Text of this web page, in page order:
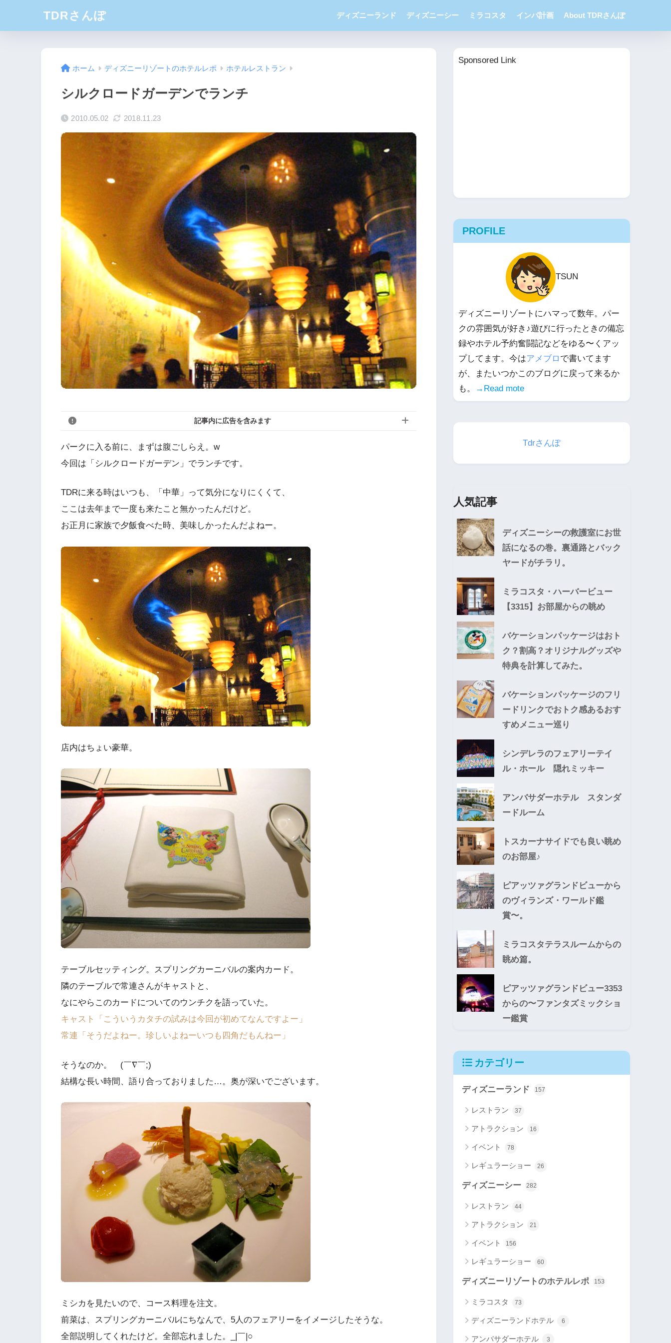
TDRさんぽ ディズニーランド ディズニーシー ミラコスタ インパ計画 About TDRさんぽ
ホーム ディズニーリゾートのホテルレポ ホテルレストラン
シルクロードガーデンでランチ
2010.05.02 2018.11.23
記事内に広告を含みます
パークに入る前に、まずは腹ごしらえ。w
今回は「シルクロードガーデン」でランチです。
TDRに来る時はいつも、「中華」って気分になりにくくて、
ここは去年まで一度も来たこと無かったんだけど。
お正月に家族で夕飯食べた時、美味しかったんだよねー。
店内はちょい豪華。
テーブルセッティング。スプリングカーニバルの案内カード。
隣のテーブルで常連さんがキャストと、
なにやらこのカードについてのウンチクを語っていた。
キャスト「こういうカタチの試みは今回が初めてなんですよー」
常連「そうだよねー。珍しいよねーいつも四角だもんねー」
そうなのか。 (￣∇￣;)
結構な長い時間、語り合っておりました…。奥が深いでございます。
ミシカを見たいので、コース料理を注文。
前菜は、スプリングカーニバルにちなんで、5人のフェアリーをイメージしたそうな。
全部説明してくれたけど。全部忘れました。_|￣|○
Sponsored Link
PROFILE
TSUN
ディズニーリゾートにハマって数年。パー
クの雰囲気が好き♪遊びに行ったときの備忘
録やホテル予約奮闘記などをゆる〜くアッ
プしてます。今はアメブロ で書いてます
が、またいつかこのブログに戻って来るか
も。
→Read mote
Tdrさんぽ
人気記事
ディズニーシーの救護室にお世
話になるの巻。裏通路とバック
ヤードがチラリ。
ミラコスタ・ハーバービュー
【3315】お部屋からの眺め
バケーションパッケージはおト
ク？割高？オリジナルグッズや
特典を計算してみた。
バケーションパッケージのフリ
ードリンクでおトク感あるおす
すめメニュー巡り
シンデレラのフェアリーテイ
ル・ホール 隠れミッキー
アンバサダーホテル スタンダ
ードルーム
トスカーナサイドでも良い眺め
のお部屋♪
ピアッツァグランドビューから
のヴィランズ・ワールド鑑
賞〜。
ミラコスタテラスルームからの
眺め篇。
ピアッツァグランドビュー3353
からの〜ファンタズミックショ
ー鑑賞
カテゴリー
ディズニーランド 157
レストラン 37
アトラクション 16
イベント 78
レギュラーショー 26
ディズニーシー 282
レストラン 44
アトラクション 21
イベント 156
レギュラーショー 60
ディズニーリゾートのホテルレポ 153
ミラコスタ 73
ディズニーランドホテル 6
アンバサダーホテル 3